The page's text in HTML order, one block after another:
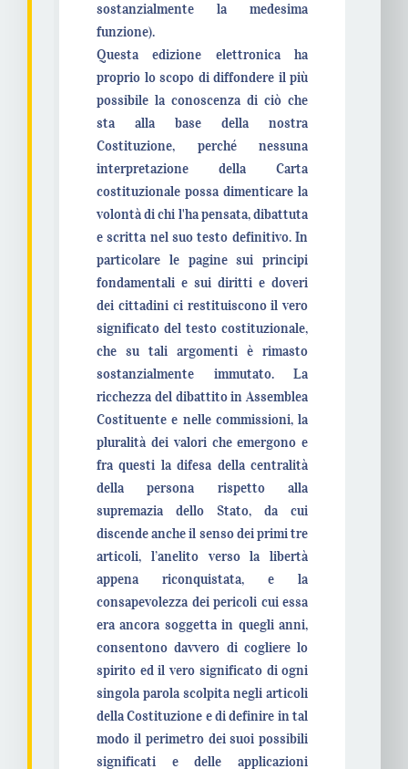
sostanzialmente la medesima
funzione).
Questa edizione elettronica ha
proprio lo scopo di diffondere il più
possibile la conoscenza di ciò che
sta alla base della nostra
Costituzione, perché nessuna
interpretazione della Carta
costituzionale possa dimenticare la
volontà di chi l'ha pensata, dibattuta
e scritta nel suo testo definitivo. In
particolare le pagine sui principi
fondamentali e sui diritti e doveri
dei cittadini ci restituiscono il vero
significato del testo costituzionale,
che su tali argomenti è rimasto
sostanzialmente immutato. La
ricchezza del dibattito in Assemblea
Costituente e nelle commissioni, la
pluralità dei valori che emergono e
fra questi la difesa della centralità
della persona rispetto alla
supremazia dello Stato, da cui
discende anche il senso dei primi tre
articoli, l’anelito verso la libertà
appena riconquistata, e la
consapevolezza dei pericoli cui essa
era ancora soggetta in quegli anni,
consentono davvero di cogliere lo
spirito ed il vero significato di ogni
singola parola scolpita negli articoli
della Costituzione e di definire in tal
modo il perimetro dei suoi possibili
significati e delle applicazioni